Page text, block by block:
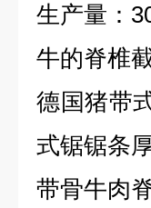
生产量：
牛的脊椎
德国猪带
式锯锯条
带骨牛肉